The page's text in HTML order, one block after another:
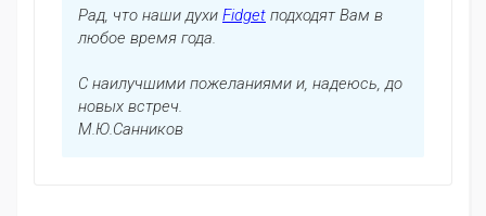
Рад, что наши духи Fidget подходят Вам в
любое время года.
С наилучшими пожеланиями и, надеюсь, до
новых встреч.
М.Ю.Санников